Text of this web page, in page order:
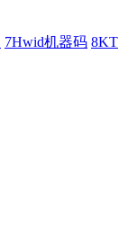
7Hwid机器码 8KT